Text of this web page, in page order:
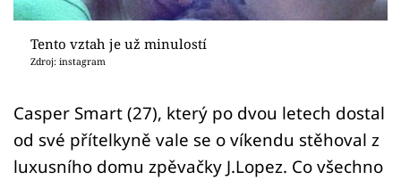
Přihlášení
Sledujte nás
Tento vztah je už minulostí
Zdroj: instagram
Casper Smart (27), který po dvou letech dostal
od své přítelkyně vale se o víkendu stěhoval z
luxusního domu zpěvačky J.Lopez. Co všechno